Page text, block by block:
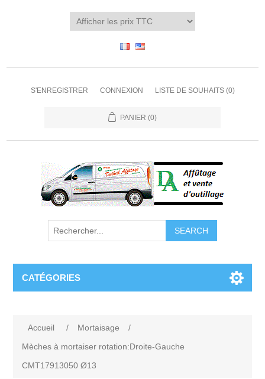
S'ENREGISTRER CONNEXION LISTE DE SOUHAITS (0)
PANIER (0)
CATÉGORIES
Accueil / Mortaisage
/
Mèches à mortaiser rotation:Droite-Gauche
CMT17913050 Ø13